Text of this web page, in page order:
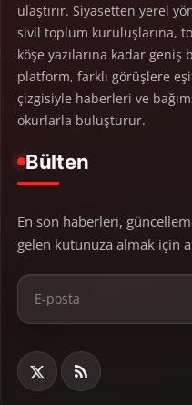
ulaştırır. Siyasetten yerel
sivil toplum kuruluşlarına,
köşe yazılarına kadar geniş
platform, farklı görüşlere
çizgisiyle haberleri ve
okurlarla buluşturur.
Bülten
En son haberleri,
gelen kutunuza almak için